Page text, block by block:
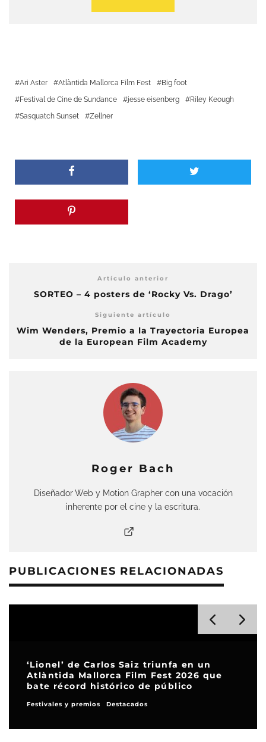
Ari Aster Atlàntida Mallorca Film Fest
Big foot
Festival de Cine de Sundance
jesse eisenberg
Riley Keough
Sasquatch Sunset
Zellner
Artículo anterior
SORTEO – 4 posters de ‘Rocky Vs. Drago’
Siguiente artículo
Wim Wenders, Premio a la Trayectoria Europea
de la European Film Academy
Roger Bach
Diseñador Web y Motion Grapher con una vocación
inherente por el cine y la escritura.
PUBLICACIONES RELACIONADAS
‘Lionel’ de Carlos Saiz triunfa en un
Atlàntida Mallorca Film Fest 2026 que
bate récord histórico de público
Festivales y premios Destacados